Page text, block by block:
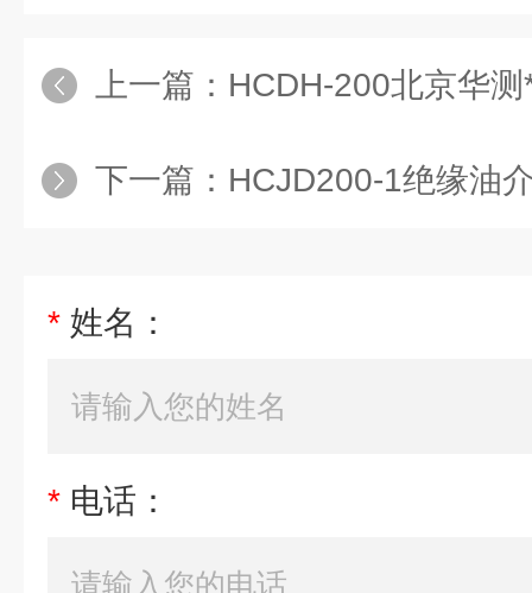
上一篇： HCDH-200北京华测*
下一篇： HCJD200-1绝缘油介质
* 姓名：
* 电话：